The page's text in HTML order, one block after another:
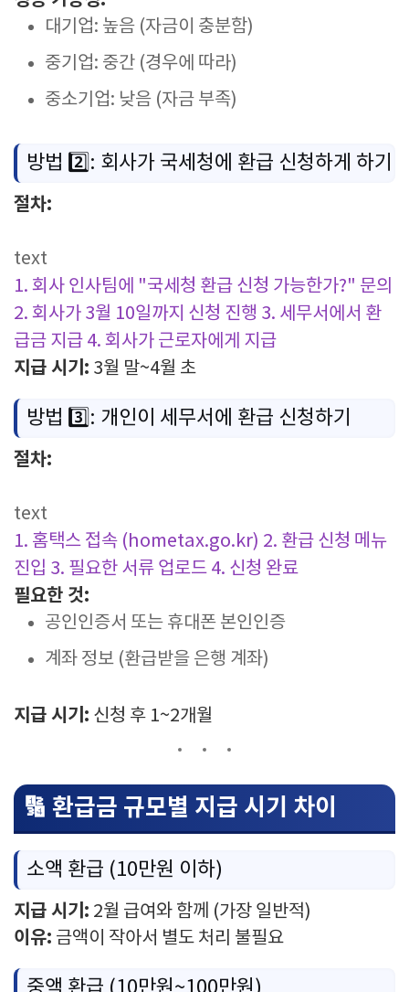
대기업: 높음 (자금이 충분함)
중기업: 중간 (경우에 따라)
중소기업: 낮음 (자금 부족)
방법 2️⃣: 회사가 국세청에 환급 신청하게 하기
절차:
text
1. 회사 인사팀에 "국세청 환급 신청 가능한가?" 문의
2. 회사가 3월 10일까지 신청 진행 3. 세무서에서 환
급금 지급 4. 회사가 근로자에게 지급
지급 시기: 3월 말~4월 초
방법 3️⃣: 개인이 세무서에 환급 신청하기
절차:
text
1. 홈택스 접속 (hometax.go.kr) 2. 환급 신청 메뉴
진입 3. 필요한 서류 업로드 4. 신청 완료
필요한 것:
공인인증서 또는 휴대폰 본인인증
계좌 정보 (환급받을 은행 계좌)
지급 시기: 신청 후 1~2개월
🔢 환급금 규모별 지급 시기 차이
소액 환급 (10만원 이하)
지급 시기: 2월 급여와 함께 (가장 일반적)
이유: 금액이 작아서 별도 처리 불필요